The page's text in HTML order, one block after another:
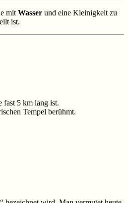
mitWasser und eine Kleinigkeit zu
ist.
fast 5 km lang ist.
Tempel berühmt.